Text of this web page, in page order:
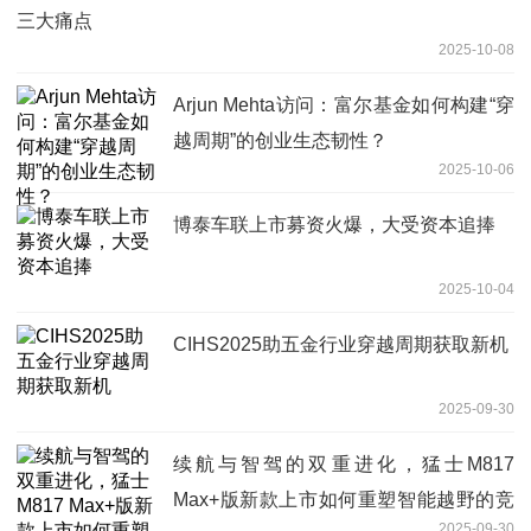
三大痛点
2025-10-08
Arjun Mehta访问：富尔基金如何构建“穿
越周期”的创业生态韧性？
2025-10-06
博泰车联上市募资火爆，大受资本追捧
2025-10-04
CIHS2025助五金行业穿越周期获取新机
2025-09-30
续航与智驾的双重进化，猛士M817
Max+版新款上市如何重塑智能越野的竞